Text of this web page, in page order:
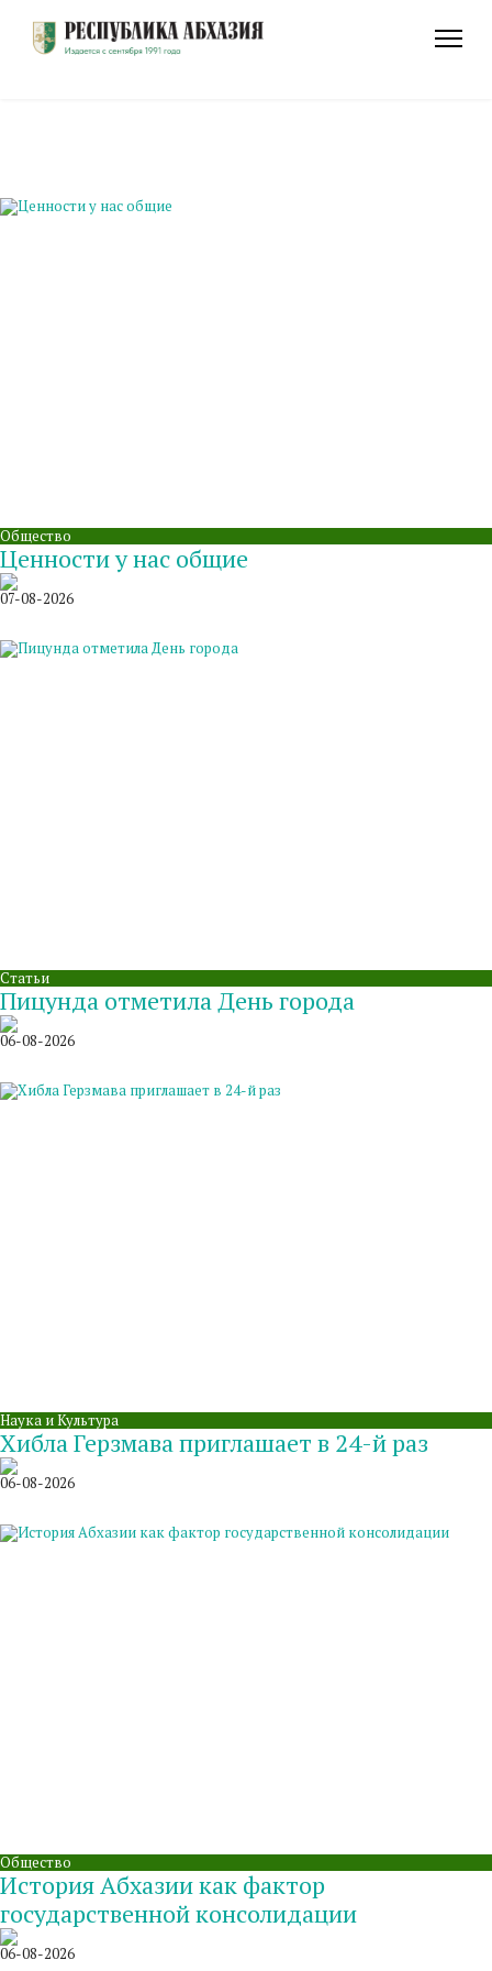
Общество
Ценности у нас общие
07-08-2026
Статьи
Пицунда отметила День города
06-08-2026
Наука и Культура
Хибла Герзмава приглашает в 24-й раз
06-08-2026
Общество
История Абхазии как фактор
государственной консолидации
06-08-2026